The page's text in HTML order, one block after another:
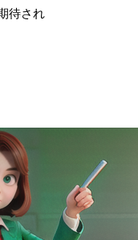
待され